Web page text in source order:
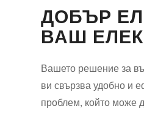
ДОБЪР
ВАШ
Вашето решение за
ви свързва удобно и
проблем, който може